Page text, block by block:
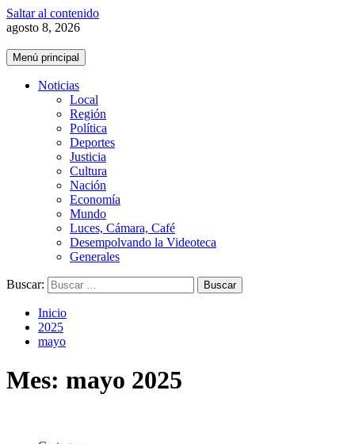
Saltar al contenido
agosto 8, 2026
Menú principal
Noticias
Local
Región
Política
Deportes
Justicia
Cultura
Nación
Economía
Mundo
Luces, Cámara, Café
Desempolvando la Videoteca
Generales
Buscar:
Inicio
2025
mayo
Mes: mayo 2025